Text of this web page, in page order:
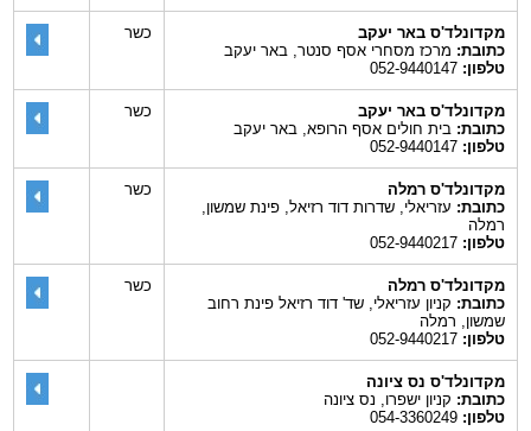
מקדונלד'ס באר יעקב
כתובת:מרכז מסחרי אסף סנטר, באר יעקב
טלפון:052-9440147
כשר
מקדונלד'ס באר יעקב
כתובת:בית חולים אסף הרופא, באר יעקב
טלפון:052-9440147
כשר
מקדונלד'ס רמלה
כתובת:עזריאלי, שדרות דוד רזיאל, פינת שמשון,
רמלה
טלפון:052-9440217
כשר
מקדונלד'ס רמלה
כתובת:קניון עזריאלי, שד' דוד רזיאל פינת רחוב
שמשון, רמלה
טלפון:052-9440217
כשר
מקדונלד'ס נס ציונה
כתובת:קניון ישפרו, נס ציונה
טלפון:054-3360249